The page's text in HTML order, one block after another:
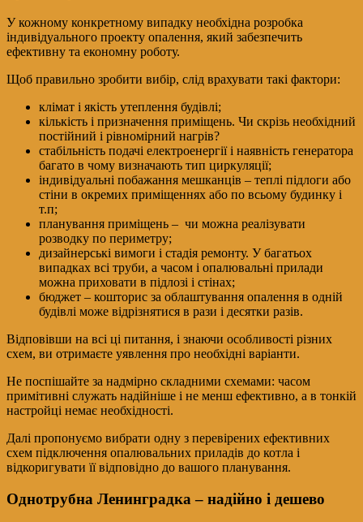
У кожному конкретному випадку необхідна розробка
індивідуального проекту опалення, який забезпечить
ефективну та економну роботу.
Щоб правильно зробити вибір, слід врахувати такі фактори:
клімат і якість утеплення будівлі;
кількість і призначення приміщень. Чи скрізь необхідний
постійний і рівномірний нагрів?
стабільність подачі електроенергії і наявність генератора
багато в чому визначають тип циркуляції;
індивідуальні побажання мешканців – теплі підлоги або
стіни в окремих приміщеннях або по всьому будинку і
т.п;
планування приміщень – чи можна реалізувати
розводку по периметру;
дизайнерські вимоги і стадія ремонту. У багатьох
випадках всі труби, а часом і опалювальні прилади
можна приховати в підлозі і стінах;
бюджет – кошторис за облаштування опалення в одній
будівлі може відрізнятися в рази і десятки разів.
Відповівши на всі ці питання, і знаючи особливості різних
схем, ви отримаєте уявлення про необхідні варіанти.
Не поспішайте за надмірно складними схемами: часом
примітивні служать надійніше і не менш ефективно, а в тонкій
настройці немає необхідності.
Далі пропонуємо вибрати одну з перевірених ефективних
схем підключення опалювальних приладів до котла і
відкоригувати її відповідно до вашого планування.
Однотрубна Ленинградка – надійно і дешево